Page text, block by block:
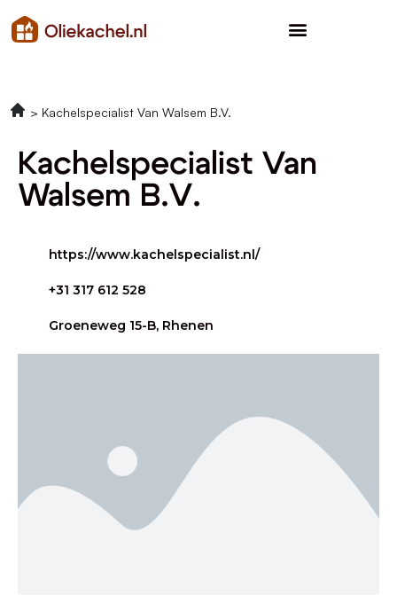
Kachelspecialist Van Walsem B.V.
Kachelspecialist Van
Walsem B.V.
https://www.kachelspecialist.nl/
+31 317 612 528
Groeneweg 15-B, Rhenen